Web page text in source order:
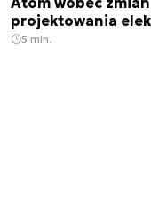
projektowania
5 min.